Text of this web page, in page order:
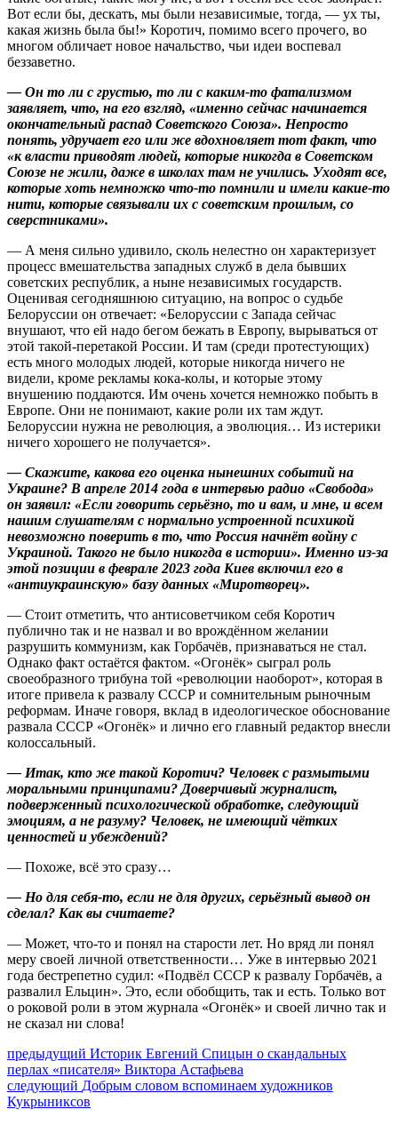
Вот если бы, дескать, мы были независимые, тогда, — ух ты,
какая жизнь была бы!» Коротич, помимо всего прочего, во
многом обличает новое начальство, чьи идеи воспевал
беззаветно.
— Он то ли с грустью, то ли с каким-то фатализмом
заявляет, что, на его взгляд, «именно сейчас начинается
окончательный распад Советского Союза». Непросто
понять, удручает его или же вдохновляет тот факт, что
«к власти приводят людей, которые никогда в Советском
Союзе не жили, даже в школах там не учились. Уходят все,
которые хоть немножко что-то помнили и имели какие-то
нити, которые связывали их с советским прошлым, со
сверстниками».
— А меня сильно удивило, сколь нелестно он характеризует
процесс вмешательства западных служб в дела бывших
советских республик, а ныне независимых государств.
Оценивая сегодняшнюю ситуацию, на вопрос о судьбе
Белоруссии он отвечает: «Белоруссии с Запада сейчас
внушают, что ей надо бегом бежать в Европу, вырываться от
этой такой-перетакой России. И там (среди протестующих)
есть много молодых людей, которые никогда ничего не
видели, кроме рекламы кока-колы, и которые этому
внушению поддаются. Им очень хочется немножко побыть в
Европе. Они не понимают, какие роли их там ждут.
Белоруссии нужна не революция, а эволюция… Из истерики
ничего хорошего не получается».
— Скажите, какова его оценка нынешних событий на
Украине? В апреле 2014 года в интервью радио «Свобода»
он заявил: «Если говорить серьёзно, то и вам, и мне, и всем
нашим слушателям с нормально устроенной психикой
невозможно поверить в то, что Россия начнёт войну с
Украиной. Такого не было никогда в истории». Именно из-за
этой позиции в феврале 2023 года Киев включил его в
«антиукраинскую» базу данных «Миротворец».
— Стоит отметить, что антисоветчиком себя Коротич
публично так и не назвал и во врождённом желании
разрушить коммунизм, как Горбачёв, признаваться не стал.
Однако факт остаётся фактом. «Огонёк» сыграл роль
своеобразного трибуна той «революции наоборот», которая в
итоге привела к развалу СССР и сомнительным рыночным
реформам. Иначе говоря, вклад в идеологическое обоснование
развала СССР «Огонёк» и лично его главный редактор внесли
колоссальный.
— Итак, кто же такой Коротич? Человек с размытыми
моральными принципами? Доверчивый журналист,
подверженный психологической обработке, следующий
эмоциям, а не разуму? Человек, не имеющий чётких
ценностей и убеждений?
— Похоже, всё это сразу…
— Но для себя-то, если не для других, серьёзный вывод он
сделал? Как вы считаете?
— Может, что-то и понял на старости лет. Но вряд ли понял
меру своей личной ответственности… Уже в интервью 2021
года бестрепетно судил: «Подвёл СССР к развалу Горбачёв, а
развалил Ельцин». Это, если обобщить, так и есть. Только вот
о роковой роли в этом журнала «Огонёк» и своей лично так и
не сказал ни слова!
Навигация
по
записям
предыдущий Предыдущий
пост:
Историк Евгений Спицын о скандальных
перлах «писателя» Виктора Астафьева
следующий Следующее
сообщение:
Добрым словом вспоминаем художников
Кукрыниксов